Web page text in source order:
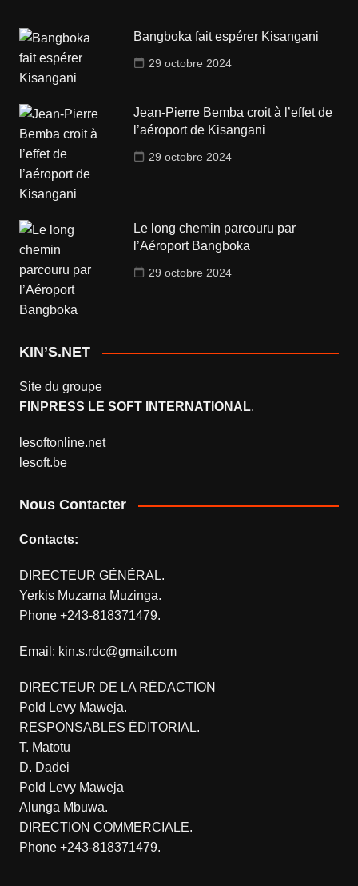
Bangboka fait espérer Kisangani
29 octobre 2024
Jean-Pierre Bemba croit à l’effet de
l’aéroport de Kisangani
29 octobre 2024
Le long chemin parcouru par
l’Aéroport Bangboka
29 octobre 2024
KIN’S.NET
Site du groupe
FINPRESS LE SOFT INTERNATIONAL.
lesoftonline.net
lesoft.be
Nous Contacter
Contacts:
DIRECTEUR GÉNÉRAL.
Yerkis Muzama Muzinga.
Phone +243-818371479.
Email: kin.s.rdc@gmail.com
DIRECTEUR DE LA RÉDACTION
Pold Levy Maweja.
RESPONSABLES ÉDITORIAL.
T. Matotu
D. Dadei
Pold Levy Maweja
Alunga Mbuwa.
DIRECTION COMMERCIALE.
Phone +243-818371479.